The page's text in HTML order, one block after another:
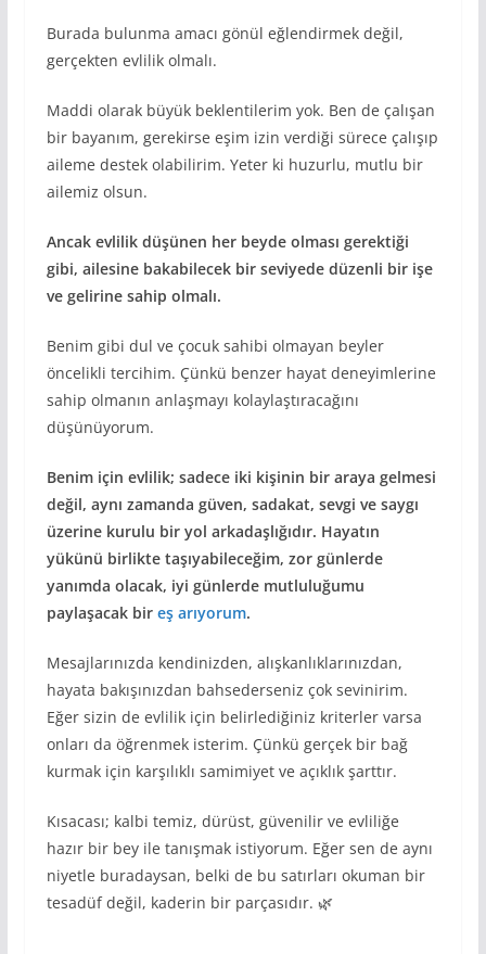
Burada bulunma amacı gönül eğlendirmek değil,
gerçekten evlilik olmalı.
Maddi olarak büyük beklentilerim yok. Ben de çalışan
bir bayanım, gerekirse eşim izin verdiği sürece çalışıp
aileme destek olabilirim. Yeter ki huzurlu, mutlu bir
ailemiz olsun.
Ancak evlilik düşünen her beyde olması gerektiği
gibi, ailesine bakabilecek bir seviyede düzenli bir işe
ve gelirine sahip olmalı.
Benim gibi dul ve çocuk sahibi olmayan beyler
öncelikli tercihim. Çünkü benzer hayat deneyimlerine
sahip olmanın anlaşmayı kolaylaştıracağını
düşünüyorum.
Benim için evlilik; sadece iki kişinin bir araya gelmesi
değil, aynı zamanda güven, sadakat, sevgi ve saygı
üzerine kurulu bir yol arkadaşlığıdır. Hayatın
yükünü birlikte taşıyabileceğim, zor günlerde
yanımda olacak, iyi günlerde mutluluğumu
paylaşacak bir eş arıyorum.
Mesajlarınızda kendinizden, alışkanlıklarınızdan,
hayata bakışınızdan bahsederseniz çok sevinirim.
Eğer sizin de evlilik için belirlediğiniz kriterler varsa
onları da öğrenmek isterim. Çünkü gerçek bir bağ
kurmak için karşılıklı samimiyet ve açıklık şarttır.
Kısacası; kalbi temiz, dürüst, güvenilir ve evliliğe
hazır bir bey ile tanışmak istiyorum. Eğer sen de aynı
niyetle buradaysan, belki de bu satırları okuman bir
tesadüf değil, kaderin bir parçasıdır. 🌿